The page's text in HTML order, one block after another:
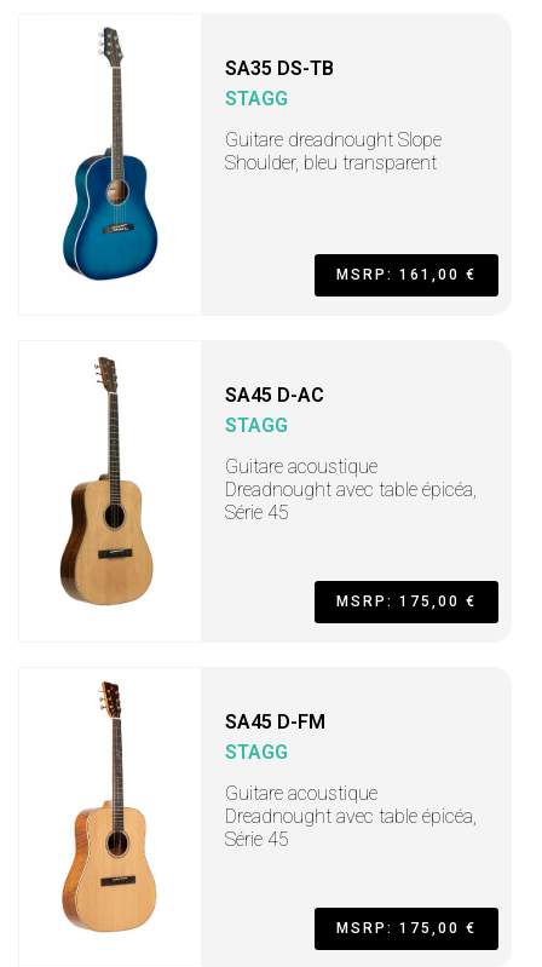
SA35 DS-TB
STAGG
Guitare dreadnought Slope
Shoulder, bleu transparent
MSRP: 161,00 €
SA45 D-AC
STAGG
Guitare acoustique
Dreadnought avec table épicéa,
Série 45
MSRP: 175,00 €
SA45 D-FM
STAGG
Guitare acoustique
Dreadnought avec table épicéa,
Série 45
MSRP: 175,00 €